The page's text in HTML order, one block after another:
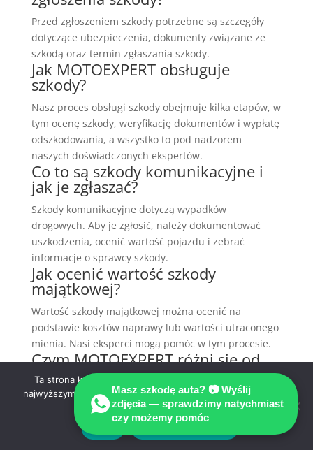
Przed zgłoszeniem szkody potrzebne są szczegóły
dotyczące ubezpieczenia, dokumenty związane ze
szkodą oraz termin zgłaszania szkody.
Jak MOTOEXPERT obsługuje
szkody?
Nasz proces obsługi szkody obejmuje kilka etapów, w
tym ocenę szkody, weryfikację dokumentów i wypłatę
odszkodowania, a wszystko to pod nadzorem
naszych doświadczonych ekspertów.
Co to są szkody komunikacyjne i
jak je zgłaszać?
Szkody komunikacyjne dotyczą wypadków
drogowych. Aby je zgłosić, należy dokumentować
uszkodzenia, ocenić wartość pojazdu i zebrać
informacje o sprawcy szkody.
Jak ocenić wartość szkody
majątkowej?
Wartość szkody majątkowej można ocenić na
podstawie kosztów naprawy lub wartości utraconego
mienia. Nasi eksperci mogą pomóc w tym procesie.
Czym MOTOEXPERT różni się od
innych firm ubezpieczeniowych?
MOTOEXPERT wyróżnia się profesjonalizmem,
doświadczeniem na rynku i wysoką satysfakcją
klientów, co potwierdzają liczne opinie.
Jak przygotować się do spotkania z
Masz szkodę auta? 📷 Wyślij
zdjęcia — sprawdzimy natychmiast
czy możemy pomóc
Ta strona korzysta z ciasteczek aby świadczyć usługi na
najwyższym poziomie. Dalsze korzystanie ze strony oznacza,
że zgadzasz się na ich użycie.